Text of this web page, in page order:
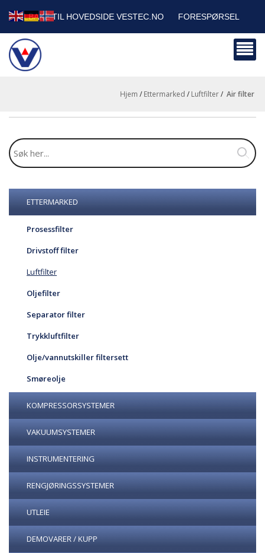
TILBAKE TIL HOVEDSIDE VESTEC.NO FORESPØRSEL
HANDLEVOGN
BEDRIFTSKUNDER
Hjem / Ettermarked / Luftfilter/ air filter
ETTERMARKED
Prosessfilter
Drivstoff filter
Luftfilter
Oljefilter
Separator filter
Trykkluftfilter
Olje/vannutskiller filtersett
Smøreolje
KOMPRESSORSYSTEMER
VAKUUMSYSTEMER
INSTRUMENTERING
RENGJØRINGSSYSTEMER
UTLEIE
DEMOVARER / KUPP